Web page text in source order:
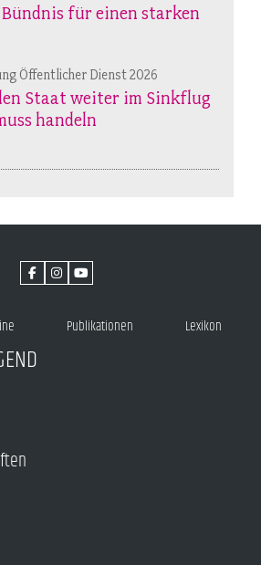
für einen starken
Öffentlicher Dienst 2026
Staat weiter im Sinkflug
handeln
Publikationen Lexikon